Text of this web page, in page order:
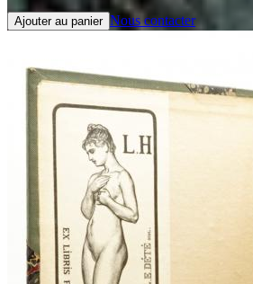
Ajouter au panier Nous contacter